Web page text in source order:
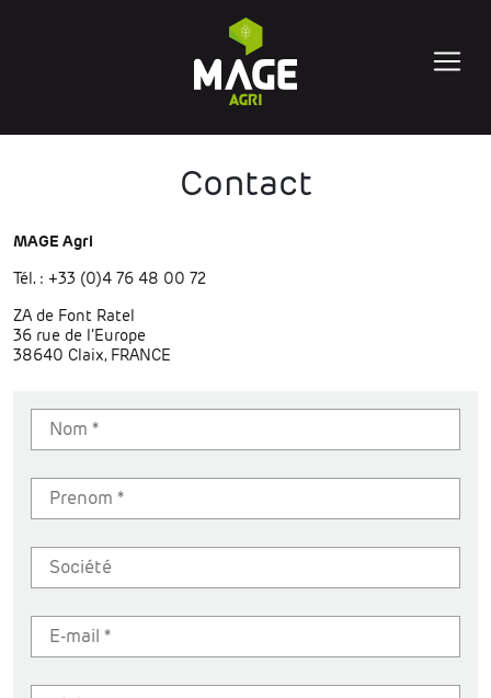
Contact
MAGE Agri
Tél. : +33 (0)4 76 48 00 72
ZA de Font Ratel
36 rue de l’Europe
38640 Claix, FRANCE